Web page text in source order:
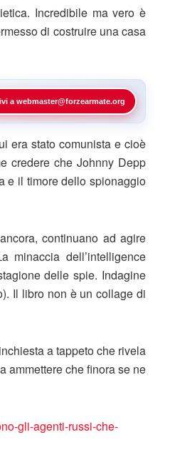
Incredibile ma vero è
di costruire una casa
a webmaster@forzearmate.org
era stato comunista e cioè
credere che Johnny Depp
e il timore dello spionaggio
continuano ad agire
minaccia dell’intelligence
delle spie. Indagine
Il libro non è un collage di
a tappeto che rivela
ammettere che finora se ne
gli-agenti-russi-che-